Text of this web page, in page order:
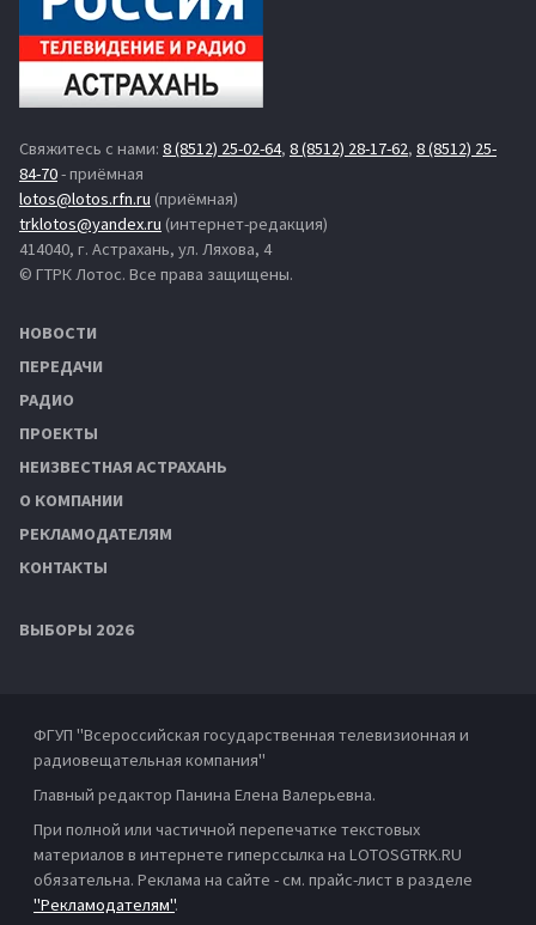
Свяжитесь с нами: 8 (8512) 25-02-64, 8 (8512) 28-17-62, 8 (8512) 25-
84-70- приёмная
lotos@lotos.rfn.ru (приёмная)
trklotos@yandex.ru (интернет-редакция)
414040, г. Астрахань, ул. Ляхова, 4
© ГТРК Лотос. Все права защищены.
НОВОСТИ
ПЕРЕДАЧИ
РАДИО
ПРОЕКТЫ
НЕИЗВЕСТНАЯ АСТРАХАНЬ
О КОМПАНИИ
РЕКЛАМОДАТЕЛЯМ
КОНТАКТЫ
ВЫБОРЫ 2026
ФГУП "Всероссийская государственная телевизионная и
радиовещательная компания"
Главный редактор Панина Елена Валерьевна.
При полной или частичной перепечатке текстовых
материалов в интернете гиперссылка на LOTOSGTRK.RU
обязательна. Реклама на сайте - см. прайс-лист в разделе
"Рекламодателям".